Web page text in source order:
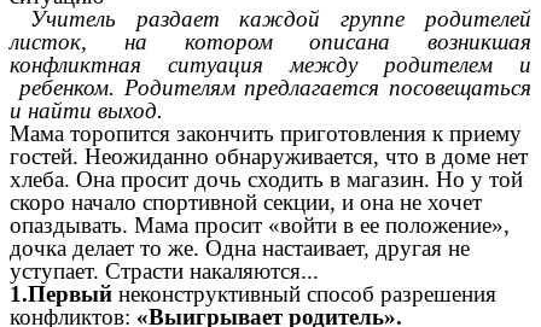
Учитель раздает каждой группе родителей
листок, на котором описана возникшая
конфликтная ситуация между родителем и
ребенком. Родителям предлагается посовещаться
и найти выход.
Мама торопится закончить приготовления к приему
гостей. Неожиданно обнаруживается, что в доме нет
хлеба. Она просит дочь сходить в магазин. Но у той
скоро начало спортивной секции, и она не хочет
опаздывать. Мама просит «войти в ее положение»,
дочка делает то же. Одна настаивает, другая не
уступает. Страсти накаляются...
1.Первый неконструктивный способ разрешения
конфликтов: «Выигрывает родитель».